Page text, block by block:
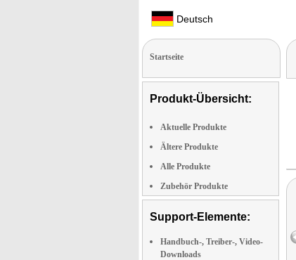
Deutsch
Startseite
Produkt-Übersicht:
Aktuelle Produkte
Ältere Produkte
Alle Produkte
Zubehör Produkte
Support-Elemente:
Handbuch-, Treiber-, Video-
Downloads